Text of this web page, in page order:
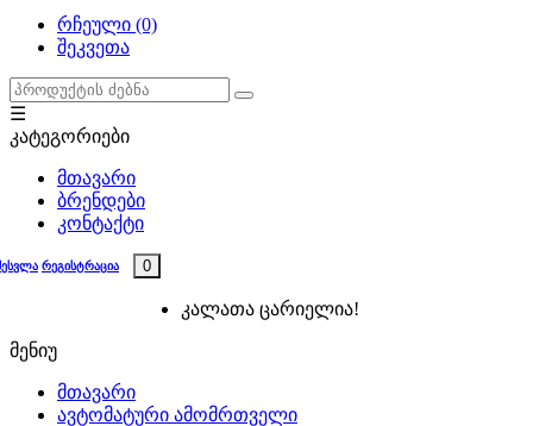
რჩეული (0)
შეკვეთა
☰
კატეგორიები
მთავარი
ბრენდები
კონტაქტი
რეგისტრაცია 0
კალათა ცარიელია!
მენიუ
მთავარი
ავტომატური ამომრთველი